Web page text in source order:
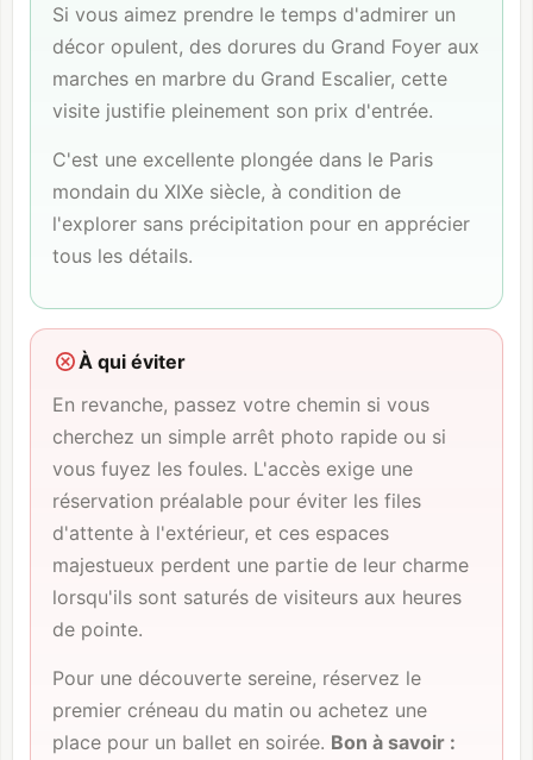
Si vous aimez prendre le temps d'admirer un
décor opulent, des dorures du Grand Foyer aux
marches en marbre du Grand Escalier, cette
visite justifie pleinement son prix d'entrée.
C'est une excellente plongée dans le Paris
mondain du XIXe siècle, à condition de
l'explorer sans précipitation pour en apprécier
tous les détails.
À qui éviter
En revanche, passez votre chemin si vous
cherchez un simple arrêt photo rapide ou si
vous fuyez les foules. L'accès exige une
réservation préalable pour éviter les files
d'attente à l'extérieur, et ces espaces
majestueux perdent une partie de leur charme
lorsqu'ils sont saturés de visiteurs aux heures
de pointe.
Pour une découverte sereine, réservez le
premier créneau du matin ou achetez une
place pour un ballet en soirée. Bon à savoir :